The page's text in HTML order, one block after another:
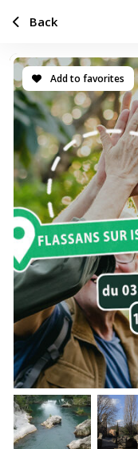
Add to favorites
Back